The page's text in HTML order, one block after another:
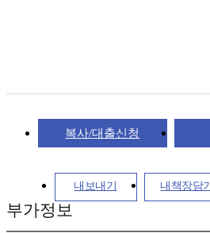
복사/대출신청
내보내기 내책장담기
부가정보